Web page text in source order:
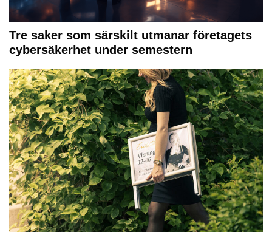
Tre saker som särskilt utmanar företagets
cybersäkerhet under semestern